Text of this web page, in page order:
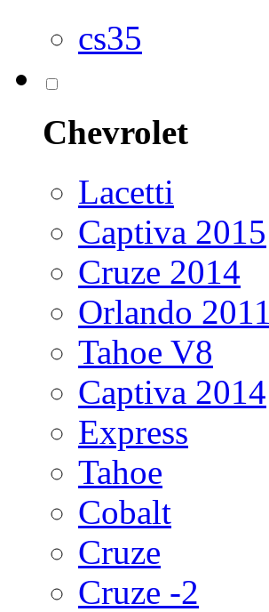
cs35
Chevrolet
Lacetti
Captiva 2015
Cruze 2014
Orlando 2011
Tahoe V8
Captiva 2014
Express
Tahoe
Cobalt
Cruze
Cruze -2